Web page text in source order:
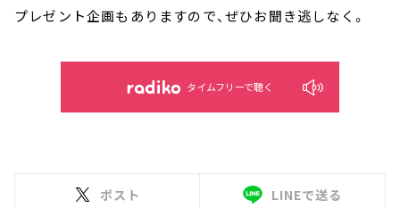
プレゼント企画もありますので、ぜひお聞き逃しなく。
タイムフリーで聴く
ポスト LINEで送る